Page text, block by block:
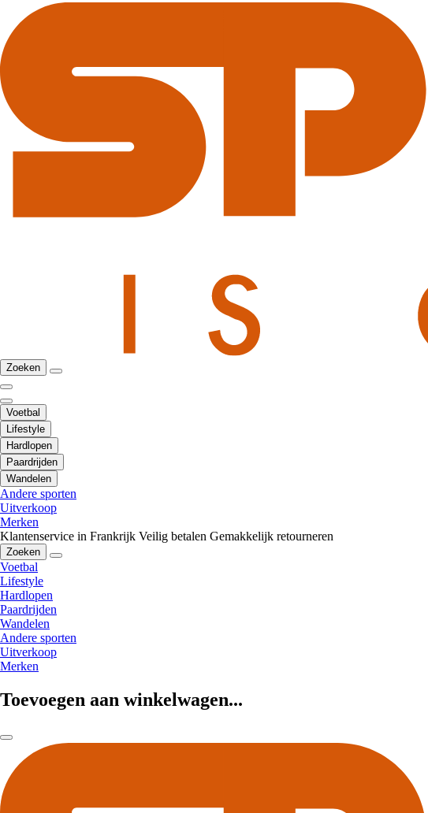
Zoeken
Voetbal
Lifestyle
Hardlopen
Paardrijden
Wandelen
Andere sporten
Uitverkoop
Merken
Klantenservice in Frankrijk Veilig betalen Gemakkelijk retourneren
Zoeken
Voetbal
Lifestyle
Hardlopen
Paardrijden
Wandelen
Andere sporten
Uitverkoop
Merken
Toevoegen aan winkelwagen...